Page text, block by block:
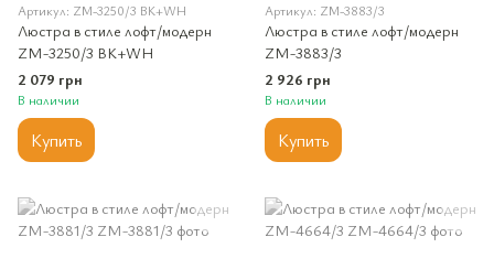
Артикул: ZM-3250/3 BK+WH
Люстра в стиле лофт/модерн
ZM-3250/3 BK+WH
2 079 грн
В наличии
Купить
Артикул: ZM-3883/3
Люстра в стиле лофт/модерн
ZM-3883/3
2 926 грн
В наличии
Купить